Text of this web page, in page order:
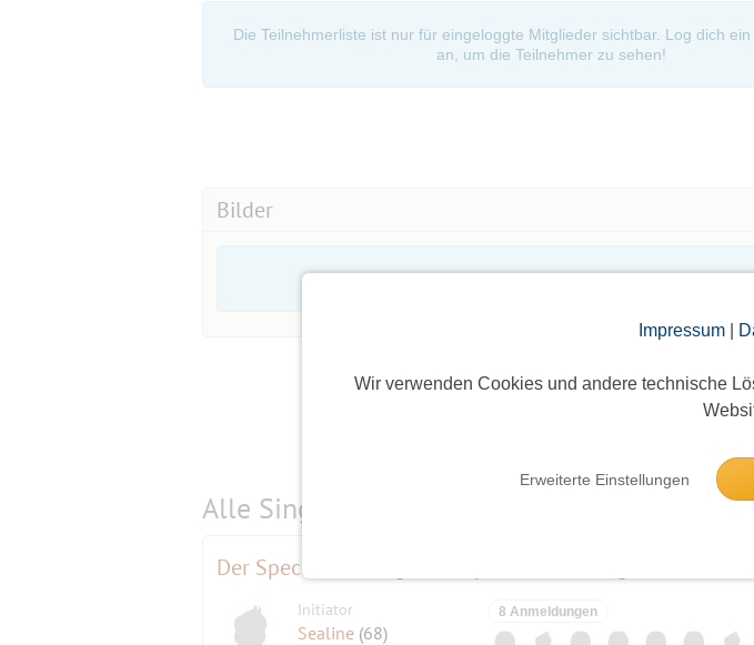
Impressum|
Wir verwenden Cookies und andere technische
Erweiterte Einstellungen
Die Teilnehmerliste ist nur für eingeloggte Mitglieder sichtbar. Log dich
an, um die Teilnehmer zu sehen!
Bilder
Die Bildergalerien sind nur für
Alle Single-Events am
Initiator
Sealine (68)
8 Anmeldungen